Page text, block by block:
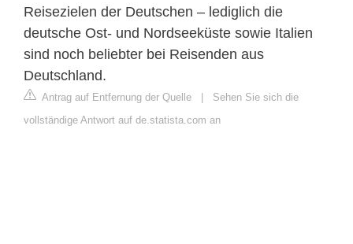
Reisezielen der Deutschen – lediglich die
deutsche Ost- und Nordseeküste sowie Italien
sind noch beliebter bei Reisenden aus
Deutschland.
Antrag auf Entfernung der Quelle
Sehen Sie sich die
vollständige Antwort auf de.statista.com an